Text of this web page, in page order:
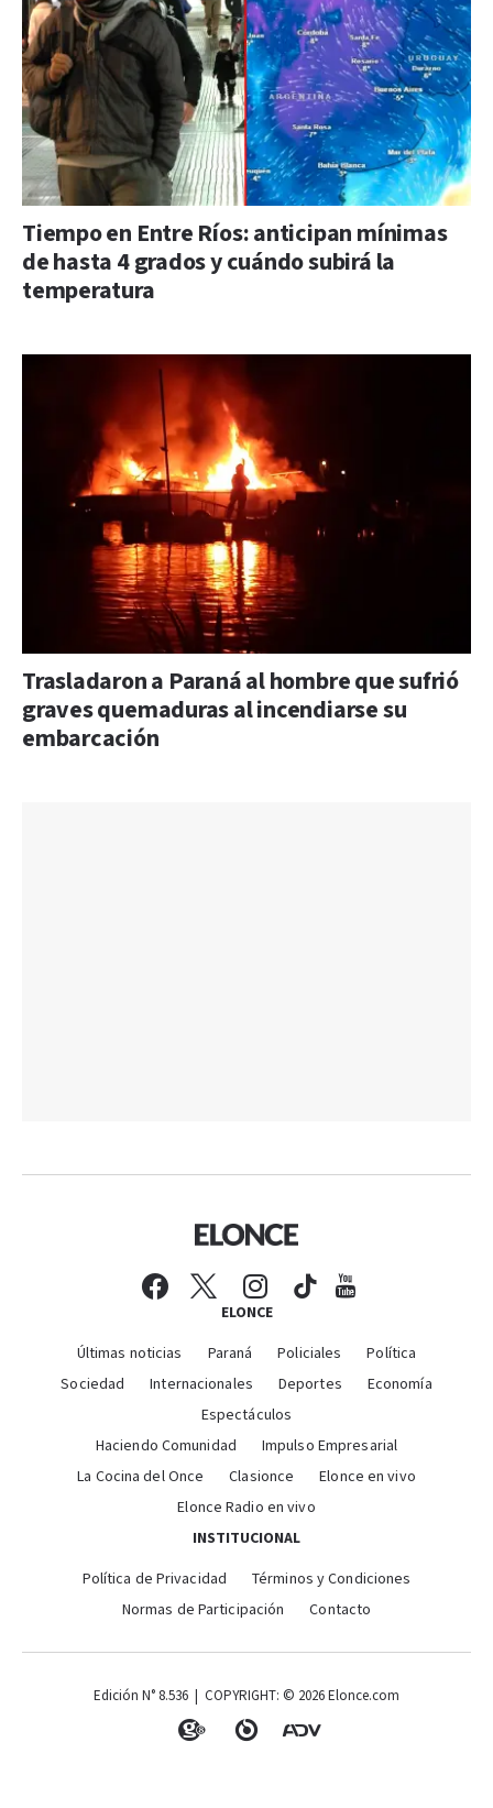
Tiempo en Entre Ríos: anticipan mínimas
de hasta 4 grados y cuándo subirá la
temperatura
Trasladaron a Paraná al hombre que sufrió
graves quemaduras al incendiarse su
embarcación
ELONCE
Últimas noticias Paraná Policiales
Política
Sociedad
Internacionales Deportes
Economía
Espectáculos
Haciendo Comunidad
Impulso Empresarial
La Cocina del Once
Clasionce
Elonce en vivo
Elonce Radio en vivo
INSTITUCIONAL
Política de Privacidad
Términos y Condiciones
Normas de Participación
Contacto
Edición N° 8.536 | COPYRIGHT: © 2026 Elonce.com